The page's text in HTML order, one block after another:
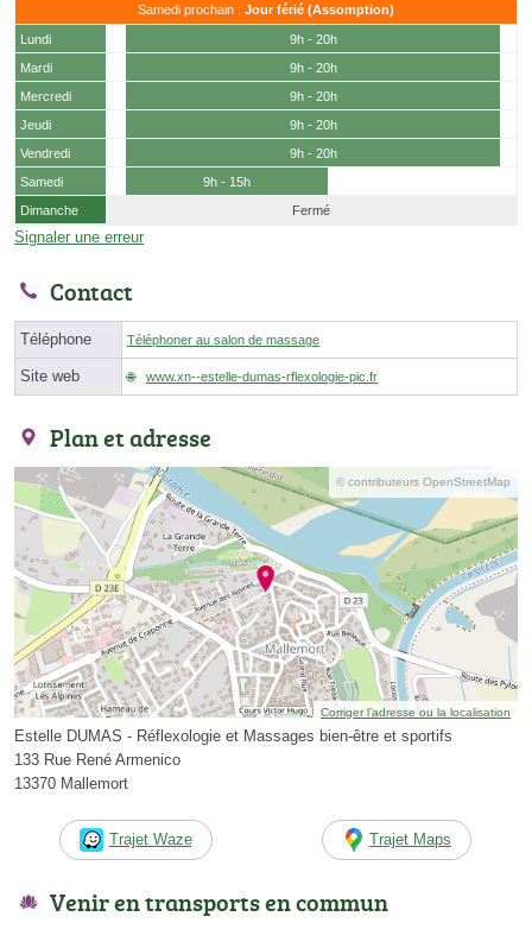
Samedi prochain : Jour férié (Assomption)
Lundi
9h - 20h
Mardi
9h - 20h
Mercredi
9h - 20h
Jeudi
9h - 20h
Vendredi
9h - 20h
Samedi
9h - 15h
Dimanche
Fermé
Signaler une erreur
Contact
Téléphone Téléphoner au salon de massage
Site web www.xn--estelle-dumas-rflexologie-pic.fr
Plan et adresse
© contributeurs OpenStreetMap
Corriger l’adresse ou la localisation
Estelle DUMAS - Réflexologie et Massages bien-être et sportifs
133 Rue René Armenico
13370 Mallemort
Trajet Waze Trajet Maps
Venir en transports en commun